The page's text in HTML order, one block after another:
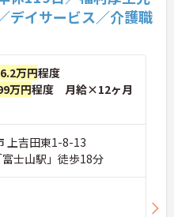
デイサービス／介護職
万円程度
万円程度 月給×12ヶ月
上吉田東1-8-13
士山駅」徒歩18分